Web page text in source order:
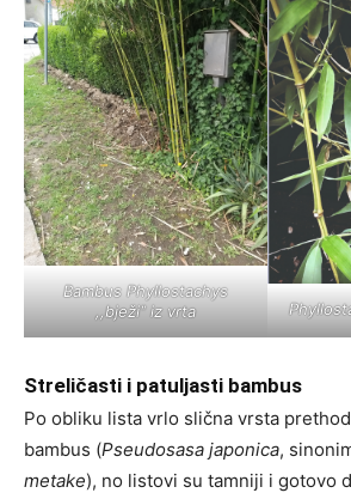
BambusPhyllostachys
,,bježiʺ iz vrta
Streličasti i patuljasti bambus
Po obliku lista vrlo slična vrsta
bambus (Pseudosasa japonica,
metake), no listovi su tamniji i gotovo